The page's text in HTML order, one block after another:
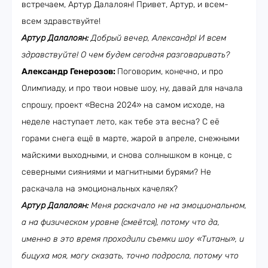
встречаем, Артур Далалоян! Привет, Артур, и всем-
всем здравствуйте!
Артур Далалоян:Добрый вечер, Александр! И всем
здравствуйте! О чем будем сегодня разговаривать?
Александр Генерозов: Поговорим, конечно, и про
Олимпиаду, и про твои новые шоу, ну, давай для начала
спрошу, проект «Весна 2024» на самом исходе, на
неделе наступает лето, как тебе эта весна? С её
горами снега ещё в марте, жарой в апреле, снежными
майскими выходными, и снова солнышком в конце, с
северными сияниями и магнитными бурями? Не
раскачала на эмоциональных качелях?
Артур Далалоян:Меня раскачало не на эмоциональном,
а на физическом уровне (смеётся), потому что да,
именно в это время проходили съемки шоу «Титаны», и
бицуха моя, могу сказать, точно подросла, потому что